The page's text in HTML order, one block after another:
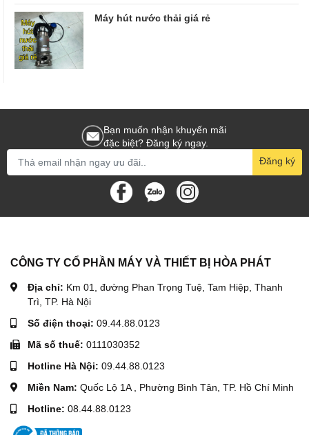
Máy hút nước thải giá rẻ
Bạn muốn nhận khuyến mãi
đặc biệt? Đăng ký ngay.
Đăng ký
CÔNG TY CỔ PHẦN MÁY VÀ THIẾT BỊ HÒA PHÁT
Địa chỉ: Km 01, đường Phan Trọng Tuệ, Tam Hiệp, Thanh
Trì, TP. Hà Nội
Số điện thoại: 09.44.88.0123
Mã số thuế: 0111030352
Hotline Hà Nội: 09.44.88.0123
Miền Nam: Quốc Lộ 1A , Phường Bình Tân, TP. Hồ Chí Minh
Hotline: 08.44.88.0123